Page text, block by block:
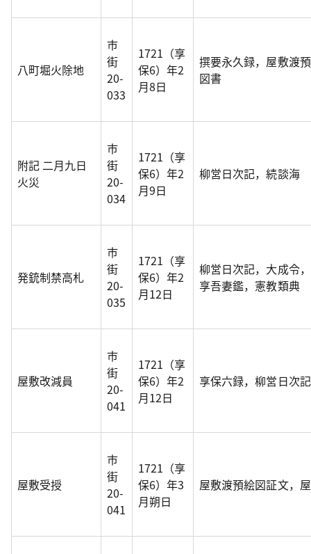
八町堀火除地
市
街
20-
033
1721（享
保6）年2
月8日
撰要永久録，屋敷渡
図書
附記 二月九日
火災
市
街
20-
034
1721（享
保6）年2
月9日
柳営日次記，続談海
発銃制禁高札
市
街
20-
035
1721（享
保6）年2
月12日
柳営日次記，大成令
享吾妻鑑，憲教類典
屋敷改減員
市
街
20-
041
1721（享
保6）年2
月12日
享保六録，柳営日次
屋敷受授
市
街
20-
041
1721（享
保6）年3
月朔日
屋敷渡預絵図証文，